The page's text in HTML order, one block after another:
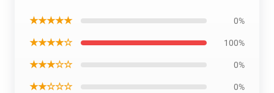
★★★★★ 0%
★★★★☆ 100%
★★★☆☆ 0%
★★☆☆☆ 0%